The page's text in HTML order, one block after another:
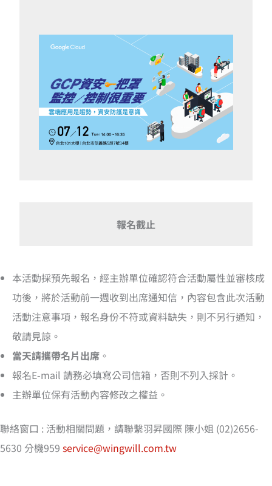
報名截止
本活動採預先報名，經主辦單位確認符合活動屬性並審核成
功後，將於活動前一週收到出席通知信，內容包含此次活動
活動注意事項，報名身份不符或資料缺失，則不另行通知，
敬請見諒。
當天請攜帶名片出席 。
報名E-mail 請務必填寫公司信箱，否則不列入採計。
主辦單位保有活動內容修改之權益。
聯絡窗口 : 活動相關問題，請聯繫羽昇國際 陳小姐 (02)2656-
5630 分機959 service@wingwill.com.tw